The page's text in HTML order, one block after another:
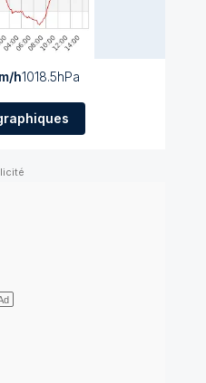
h1018.5hPa